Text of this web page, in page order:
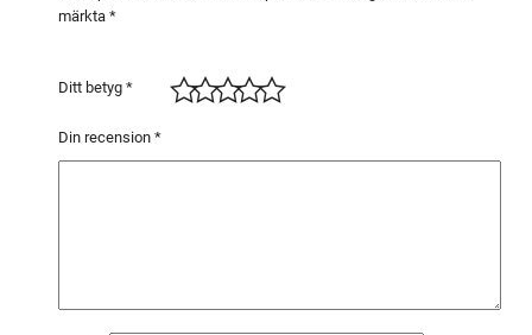
märkta *
Ditt betyg *
Din recension *